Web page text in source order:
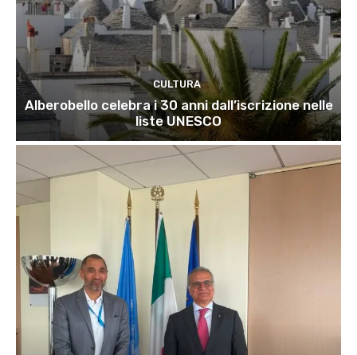
CULTURA
Alberobello celebra i 30 anni dall’iscrizione nelle
liste UNESCO